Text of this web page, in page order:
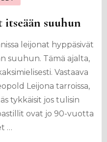
suuhun
leijonat hyppäsivät
suuhun. Tämä ajalta,
Vastaava
Leijona tarroissa,
tykkäisit jos tulisin
ovat jo 90-vuotta
…